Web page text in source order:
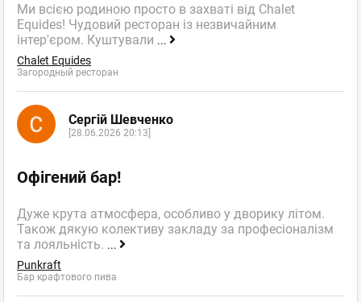
Ми всією родиною просто в захваті від Chalet
Equides! Чудовий ресторан із незвичайним
інтер'єром. Куштували ...
Chalet Equides
Загородный ресторан
Сергій Шевченко
[28.06.2026 20:13]
Офігений бар!
Дуже крута атмосфера, особливо у дворику літом.
Також дякую колективу закладу за професіоналізм
та лояльність. ...
Punkraft
Бар крафтового пива